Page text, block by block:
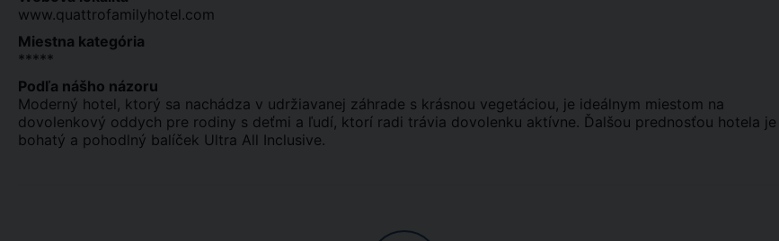
www.quattrofamilyhotel.com
Miestna kategória
*****
Podľa nášho názoru
Moderný hotel, ktorý sa nachádza v udržiavanej záhrade s krásnou vegetáciou, je ideálnym miestom na
dovolenkový oddych pre rodiny s deťmi a ľudí, ktorí radi trávia dovolenku aktívne. Ďalšou prednosťou hotela je
bohatý a pohodlný balíček Ultra All Inclusive.